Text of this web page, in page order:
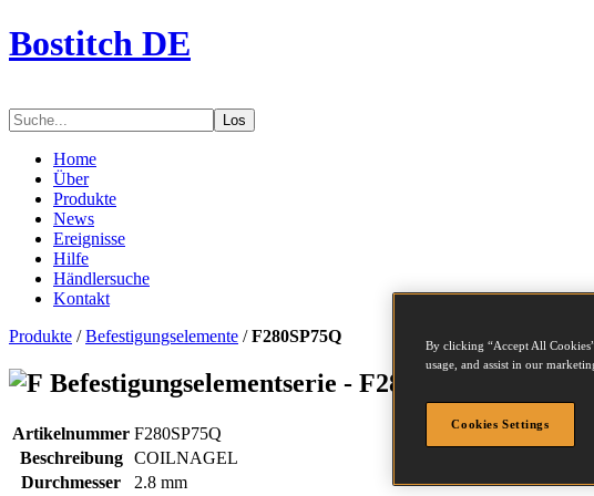
Bostitch DE
Los
Home
Über
Produkte
News
Ereignisse
Hilfe
Händlersuche
Kontakt
Produkte /Befestigungselemente /F280SP75Q
Befestigungselementserie - F280SP75Q
Artikelnummer F280SP75Q
Beschreibung
COILNAGEL
Durchmesser
2.8 mm
By clicking “Accept All
usage, and assist in our
Cookies Settings